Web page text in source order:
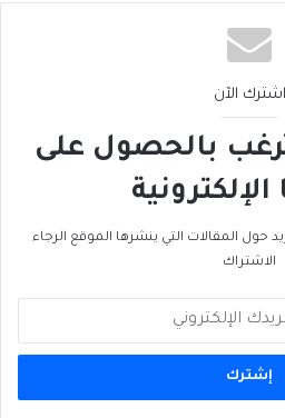
اشترك الآن
بالحصول على
حول المقالات التي ينشرها الموقع الرجاء
الاشتراك